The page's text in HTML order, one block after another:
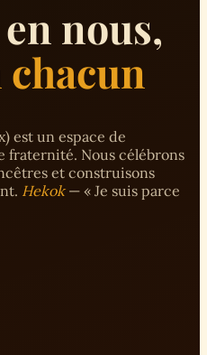
nous,
est un espace de
fraternité. Nous célébrons
et construisons
Hekok— « Je suis parce